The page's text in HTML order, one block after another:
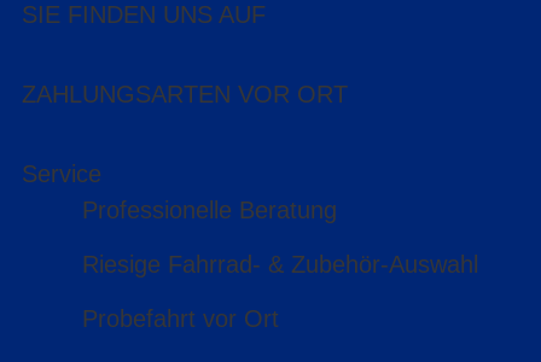
SIE FINDEN UNS AUF
ZAHLUNGSARTEN VOR ORT
Service
Professionelle Beratung
Riesige Fahrrad- & Zubehör-Auswahl
Probefahrt vor Ort